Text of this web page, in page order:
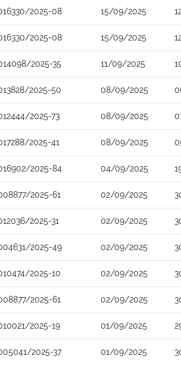
2025-08 15/09/2025
2025-08 15/09/2025
2025-35 11/09/2025
2025-50 08/09/2025
2025-73 08/09/2025
2025-41 08/09/2025
2025-84 04/09/2025
2025-61 02/09/2025
2025-31 02/09/2025
2025-49 02/09/2025
2025-10 02/09/2025
2025-61 02/09/2025
2025-19 01/09/2025
2025-37 01/09/2025